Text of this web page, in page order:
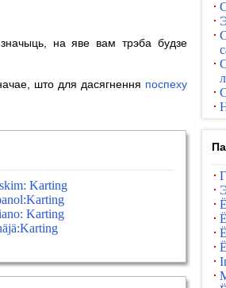
на яве вам трэба будзе
што для дасягнення поспеху
Karting
Karting